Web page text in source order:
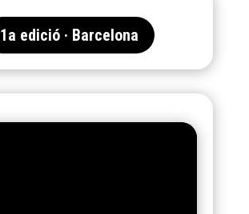
1a edició · Barcelona